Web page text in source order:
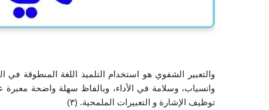
توظيف الإشارة و التعبيرات الملمحية. (٣)